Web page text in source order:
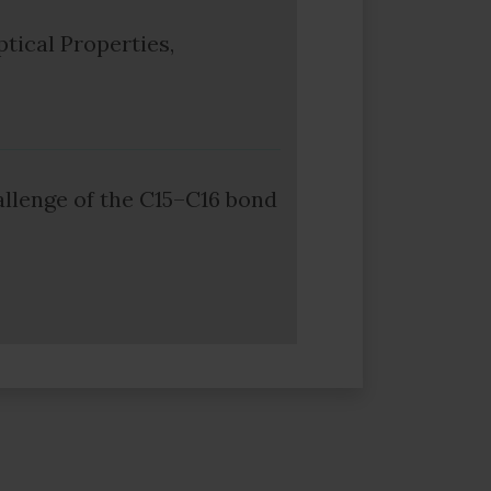
Properties,
of the C15–C16 bond